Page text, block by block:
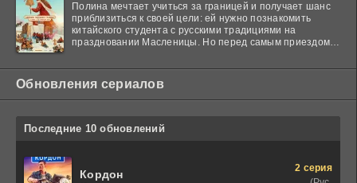
Полина мечтает учиться за границей и получает шанс
приблизиться к своей цели: ей нужно познакомить
китайского студента с русскими традициями на
праздновании Масленицы. Но перед самым приездом
Обновления сериалов
Последние 10 обновлений
Кордон
2 серия